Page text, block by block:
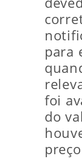
para
foi
do